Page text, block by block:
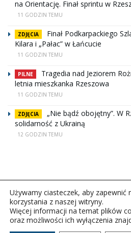
na Orientację. Finał sprintu w
11 GODZIN TEMU
ZDJĘCIA
Finał Podkarpackiego
Kilara i „Pałac” w Łańcucie
11 GODZIN TEMU
PILNE
Tragedia nad Jeziorem
letnia mieszkanka Rzeszowa
11 GODZIN TEMU
ZDJĘCIA
„Nie bądź obojętny”. W
solidarność z Ukrainą
12 GODZIN TEMU
Copyright © 2026Polskie Radio
Używamy ciasteczek, aby zapewnić
korzystania z naszej witryny.
Więcej informacji na temat plików
oraz możliwości ich wyłączenia